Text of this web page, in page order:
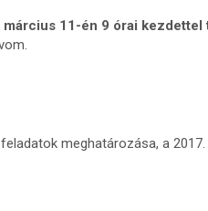
március 11-én 9 órai
meghatározása, a